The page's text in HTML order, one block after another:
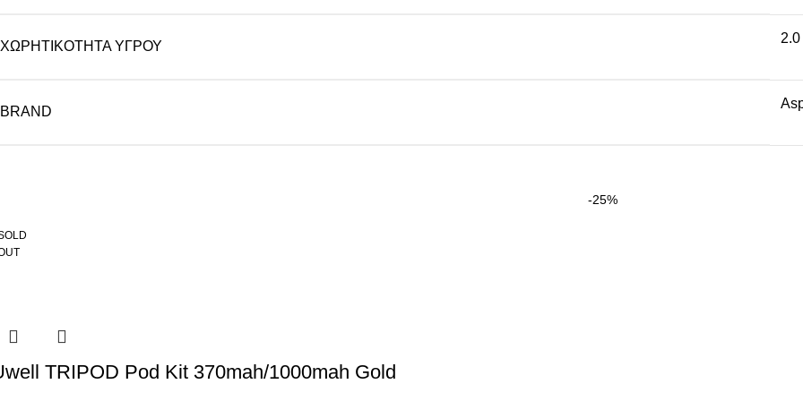
ΧΩΡΗΤΙΚΌΤΗΤΑ ΥΓΡΟΎ
2.0
BRAND
-25%
TRIPOD Pod Kit 370mah/1000mah Gold